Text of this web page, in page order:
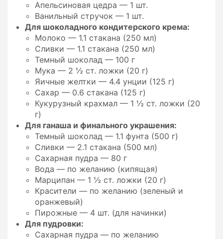
Апельсиновая цедра — 1 шт.
Ванильный стручок — 1 шт.
Для шоколадного кондитерского крема:
Молоко — 1.1 стакана (250 мл)
Сливки — 1.1 стакана (250 мл)
Темный шоколад — 100 г
Мука — 2 ½ ст. ложки (20 г)
Яичные желтки — 4.4 унции (125 г)
Сахар — 0.6 стакана (125 г)
Кукурузный крахмал — 1 ½ ст. ложки (20
г)
Для ганаша и финального украшения:
Темный шоколад — 1.1 фунта (500 г)
Сливки — 2.1 стакана (500 мл)
Сахарная пудра — 80 г
Вода — по желанию (кипящая)
Марципан — 1 ½ ст. ложки (20 г)
Красители — по желанию (зеленый и
оранжевый)
Пирожные — 4 шт. (для начинки)
Для пудровки:
Сахарная пудра — по желанию